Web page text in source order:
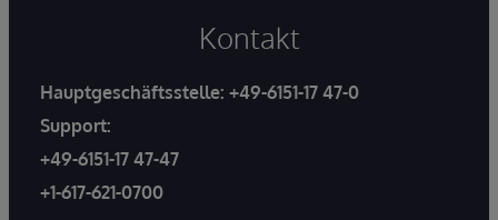
Kontakt
Hauptgeschäftsstelle: +49-6151-17 47-0
Support:
+49-6151-17 47-47
+1-617-621-0700